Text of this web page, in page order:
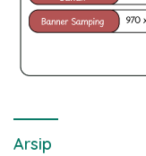
Arsip